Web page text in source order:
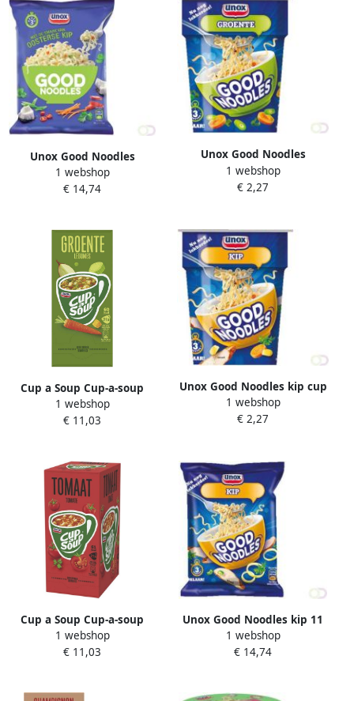
Unox Good Noodles
oosterse kip 11 zakjes
1 webshop
€ 14,74
Unox Good Noodles
groenten cup
1 webshop
€ 2,27
Cup a Soup Cup-a-soup
groentesoep 21 zakjes
1 webshop
€ 11,03
Unox Good Noodles kip cup
1 webshop
€ 2,27
Cup a Soup Cup-a-soup
tomatensoep 21 zakjes
1 webshop
€ 11,03
Unox Good Noodles kip 11
zakjes
1 webshop
€ 14,74